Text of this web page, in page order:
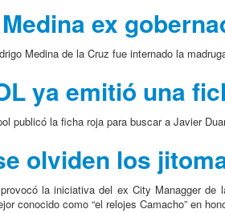
ex
Medina de la Cruz fue internado la
ya emitió una
publicó la ficha roja para buscar a Javier
olviden los
la iniciativa del ex City Managger
conocido como “el relojes Camacho” en